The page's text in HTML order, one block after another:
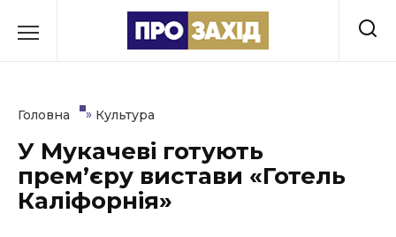
до
Культура
Освіта
Головна » Культура
У Мукачеві готують
прем’єру вистави «Готель
Каліфорнія»